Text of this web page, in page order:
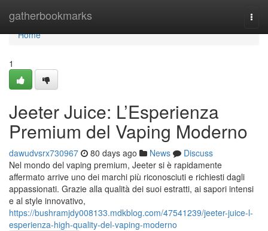
gatherbookmarks
Home
Home
1
Jeeter Juice: L’Esperienza
Premium del Vaping Moderno
dawudvsrx730967 80 days ago News
Discuss
Nel mondo del vaping premium, Jeeter si è rapidamente
affermato arrive uno dei marchi più riconosciuti e richiesti dagli
appassionati. Grazie alla qualità dei suoi estratti, ai sapori intensi
e al style innovativo,
https://bushramjdy008133.mdkblog.com/47541239/jeeter-juice-l-
esperienza-high-quality-del-vaping-moderno